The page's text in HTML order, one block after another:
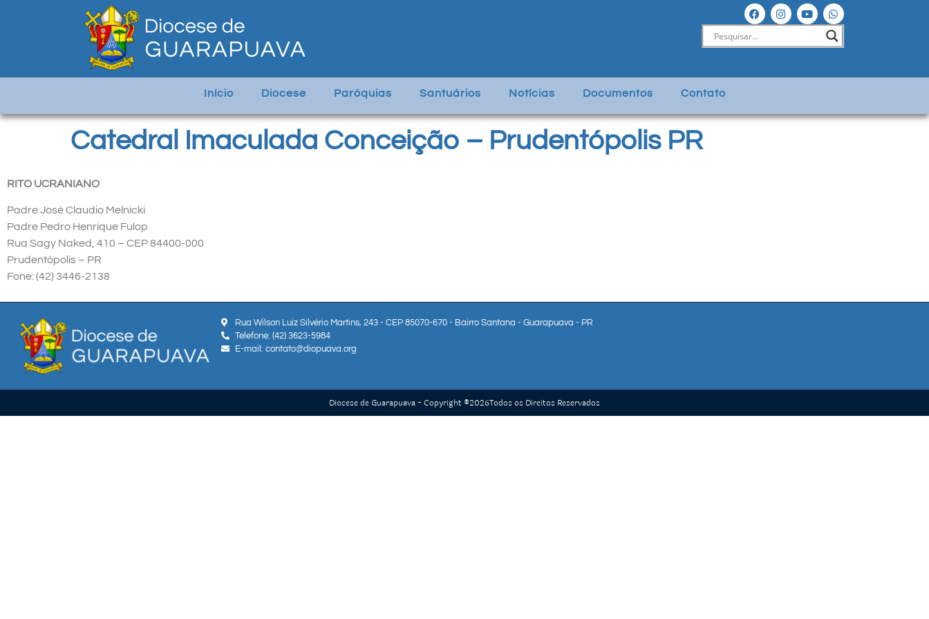
Início Diocese Paróquias Santuários Notícias Documentos Contato
Catedral Imaculada Conceição – Prudentópolis PR
RITO UCRANIANO
Padre José Claudio Melnicki
Padre Pedro Henrique Fulop
Rua Sagy Naked, 410 – CEP 84400-000
Prudentópolis – PR
Fone: (42) 3446-2138
Rua Wilson Luiz Silvério Martins, 243 - CEP 85070-670 - Bairro Santana - Guarapuava - PR
Telefone: (42) 3623-5984
E-mail: contato@diopuava.org
Diocese de Guarapuava - Copyright ®2026Todos os Direitos Reservados